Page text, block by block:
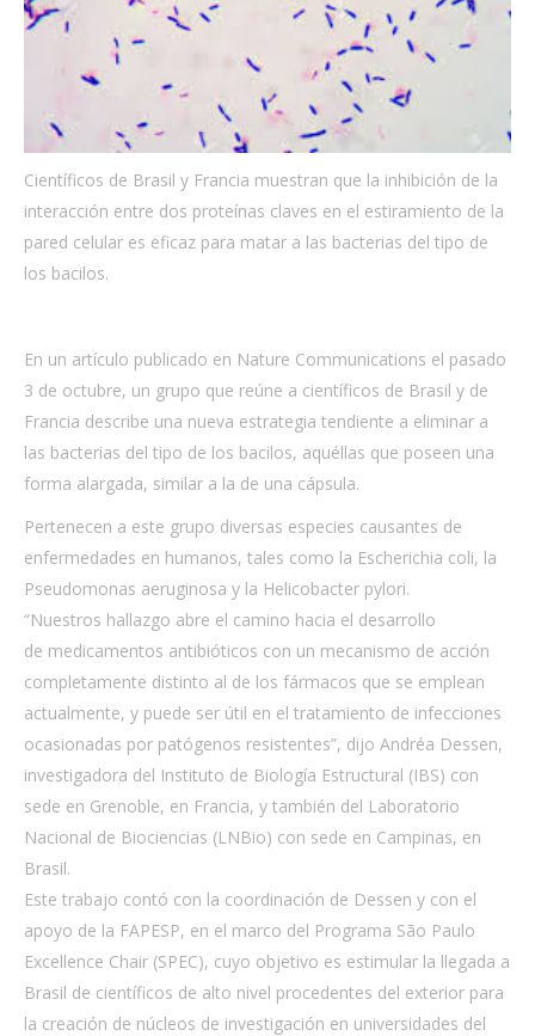
Científicos de Brasil y Francia muestran que la inhibición de la
interacción entre dos proteínas claves en el estiramiento de la
pared celular es eficaz para matar a las bacterias del tipo de
los bacilos.
En un artículo publicado en Nature Communications el pasado
3 de octubre, un grupo que reúne a científicos de Brasil y de
Francia describe una nueva estrategia tendiente a eliminar a
las bacterias del tipo de los bacilos, aquéllas que poseen una
forma alargada, similar a la de una cápsula.
Pertenecen a este grupo diversas especies causantes de
enfermedades en humanos, tales como la Escherichia coli, la
Pseudomonas aeruginosa y la Helicobacter pylori.
“Nuestros hallazgo abre el camino hacia el desarrollo
de medicamentos antibióticos con un mecanismo de acción
completamente distinto al de los fármacos que se emplean
actualmente, y puede ser útil en el tratamiento de infecciones
ocasionadas por patógenos resistentes”, dijo Andréa Dessen,
investigadora del Instituto de Biología Estructural (IBS) con
sede en Grenoble, en Francia, y también del Laboratorio
Nacional de Biociencias (LNBio) con sede en Campinas, en
Brasil.
Este trabajo contó con la coordinación de Dessen y con el
apoyo de la FAPESP, en el marco del Programa São Paulo
Excellence Chair (SPEC), cuyo objetivo es estimular la llegada a
Brasil de científicos de alto nivel procedentes del exterior para
la creación de núcleos de investigación en universidades del